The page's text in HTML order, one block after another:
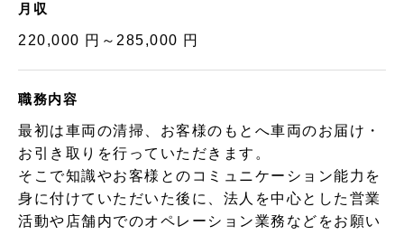
月収
220,000 円～285,000 円
職務内容
最初は車両の清掃、お客様のもとへ車両のお届け・
お引き取りを行っていただきます。
そこで知識やお客様とのコミュニケーション能力を
身に付けていただいた後に、法人を中心とした営業
活動や店舗内でのオペレーション業務などをお願い